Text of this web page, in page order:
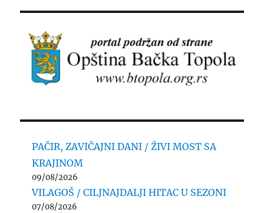
PAČIR, ZAVIČAJNI DANI / ŽIVI MOST SA
KRAJINOM
09/08/2026
VILAGOŠ / CILJNAJDALJI HITAC U SEZONI
07/08/2026